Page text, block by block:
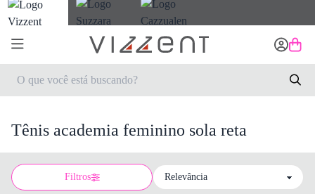
Tênis academia feminino sola reta
Filtros
Sort by